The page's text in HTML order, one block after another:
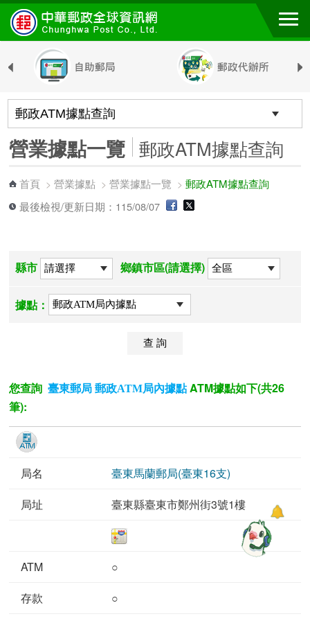
跳到主要內容區塊
營業據點一覽 郵政ATM據點查詢
首頁 >營業據點 >營業據點一覽 >郵政ATM據點查詢
最後檢視/更新日期：115/08/07
縣市 鄉鎮市區(請選擇)
據點：
您查詢 臺東郵局 郵政ATM局內據點 ATM據點如下(共26
筆):
臺東馬蘭郵局(臺東16支)
臺東縣臺東市鄭州街3號1樓
○
○